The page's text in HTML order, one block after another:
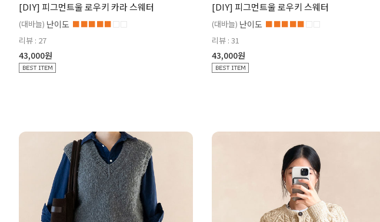
[DIY] 피그먼트울 로우키 카라 스웨터
(대바늘) 난이도 ■■■■■□□
리뷰 : 27
43,000원
[DIY] 피그먼트울 로우키 스웨터
(대바늘) 난이도 ■■■■■□□
리뷰 : 31
43,000원